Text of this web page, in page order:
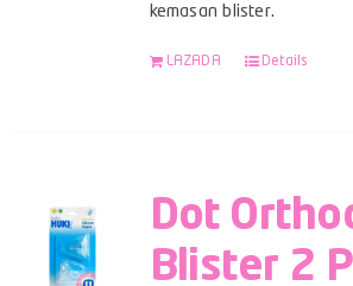
kemasan blister.
LAZADA Details
Dot
Blister 2